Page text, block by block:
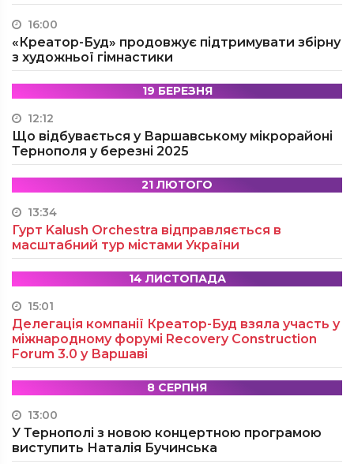
16:00
«Креатор-Буд» продовжує підтримувати збірну
з художньої гімнастики
19 БЕРЕЗНЯ
12:12
Що відбувається у Варшавському мікрорайоні
Тернополя у березні 2025
21 ЛЮТОГО
13:34
Гурт Kalush Orchestra відправляється в
масштабний тур містами України
14 ЛИСТОПАДА
15:01
Делегація компанії Креатор-Буд взяла участь у
міжнародному форумі Recovery Construction
Forum 3.0 у Варшаві
8 СЕРПНЯ
13:00
У Тернополі з новою концертною програмою
виступить Наталія Бучинська